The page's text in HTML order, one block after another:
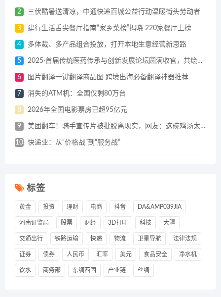
2 三伏酷暑送清凉，中通快递百城公益行动温暖街头劳动者
3 建行生活舌尖餐厅指南“家乡菜榜”揭晓 220家餐厅上榜
4 多体裁、多产品组合投放，打开本地生意经营新思路
5 2025·首届传统医药传承与创新发展论坛圆满收官，共绘传统医药发展蓝图
6 图片翻译一键翻译商品图 跨境出海必备翻译神器推荐
7 消失的ATM机：全国仅剩80万台
8 2026年全国电影票房已超95亿元
9 美团翻车！骑手宣传片被批脱离现实，网友：这碗鸡汤太毒
10 快递业：从“价格战”到“服务战”
标签
黄金 投资 理财 电商 抖音 DA&AMP039JIA
河南证监局 股票 财经 3D打印 科技 大疆
交通出行 铁路运输 快递 物流 卫星导航 法律法规
证券 债券 人民币 汇率 美元 食品安全 净水机
饮水 商务部 东绸西固 产业链 丝绸